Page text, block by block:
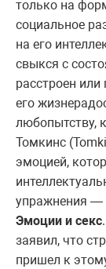
только на
социальное
на его
свыкся с
расстроен или
его
любопытству,
Томкинс
эмоцией,
упражнения —
Эмоции и секс
заявил, что
пришел к